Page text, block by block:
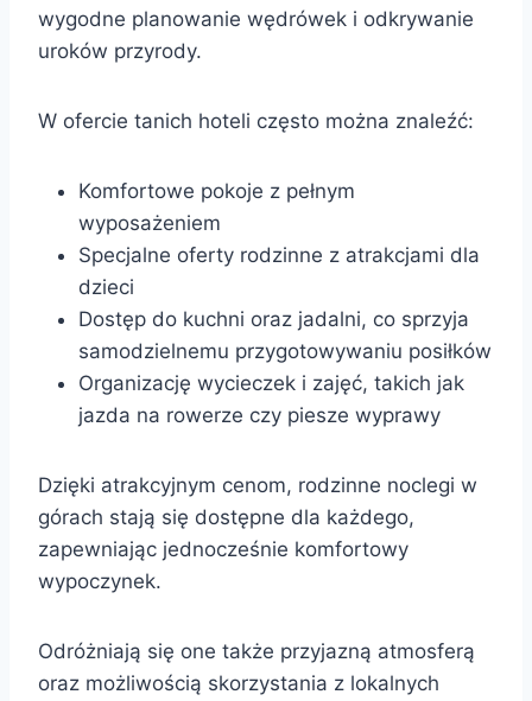
wygodne planowanie wędrówek i odkrywanie
uroków przyrody.
W ofercie tanich hoteli często można znaleźć:
Komfortowe pokoje z pełnym
wyposażeniem
Specjalne oferty rodzinne z atrakcjami dla
dzieci
Dostęp do kuchni oraz jadalni, co sprzyja
samodzielnemu przygotowywaniu posiłków
Organizację wycieczek i zajęć, takich jak
jazda na rowerze czy piesze wyprawy
Dzięki atrakcyjnym cenom, rodzinne noclegi w
górach stają się dostępne dla każdego,
zapewniając jednocześnie komfortowy
wypoczynek.
Odróżniają się one także przyjazną atmosferą
oraz możliwością skorzystania z lokalnych